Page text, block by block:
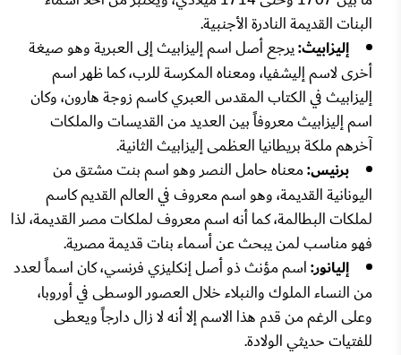
البنات القديمة النادرة الأجنبية.
إليزابيث:يرجع أصل اسم إليزابيث إلى العبرية وهو صيغة
أخرى لاسم إليشفيا، ومعناه المكرسة للرب، كما ظهر اسم
إليزابيث في الكتاب المقدس العبري كاسم زوجة هارون، وكان
اسم إليزابيث معروفاً بين العديد من القديسات والملكات
آخرهم ملكة بريطانيا العظمى إليزابيث الثانية.
برنيس:معناه حامل النصر وهو اسم بنت مشتق من
اليونانية القديمة، وهو اسم معروف في العالم القديم كاسم
لملكات البطالمة، كما أنه اسم معروف لملكات مصر القديمة، لذا
فهو مناسب لمن يبحث عن أسماء بنات قديمة مصرية.
إليانور:اسم مؤنث ذو أصل إنكليزي فرنسي، كان اسماً لعدد
من النساء الملوك والنبلاء خلال العصور الوسطى في أوروبا،
وعلى الرغم من قدم هذا الاسم إلا أنه لا زال دارجاً ويعطى
للفتيات حديثي الولادة.